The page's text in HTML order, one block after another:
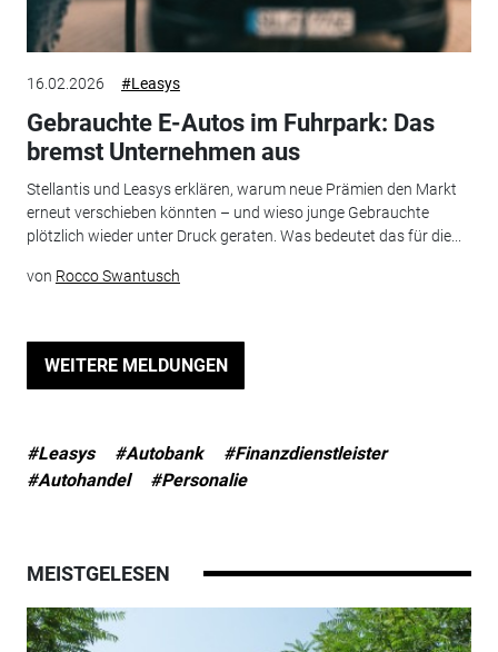
16.02.2026 #Leasys
Gebrauchte E-Autos im Fuhrpark: Das
bremst Unternehmen aus
Stellantis und Leasys erklären, warum neue Prämien den Markt
erneut verschieben könnten – und wieso junge Gebrauchte
plötzlich wieder unter Druck geraten. Was bedeutet das für die...
von Rocco Swantusch
WEITERE MELDUNGEN
#Leasys #Autobank
#Finanzdienstleister
#Autohandel
#Personalie
MEISTGELESEN